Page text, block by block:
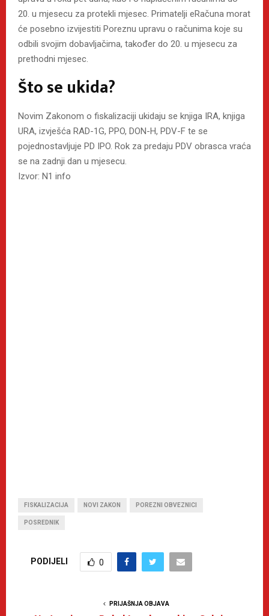
20. u mjesecu za protekli mjesec. Primatelji eRačuna morat
će posebno izvijestiti Poreznu upravu o računima koje su
odbili svojim dobavljačima, također do 20. u mjesecu za
prethodni mjesec.
Što se ukida?
Novim Zakonom o fiskalizaciji ukidaju se knjiga IRA, knjiga
URA, izvješća RAD-1G, PPO, DON-H, PDV-F te se
pojednostavljuje PD IPO. Rok za predaju PDV obrasca vraća
se na zadnji dan u mjesecu.
Izvor: N1 info
FISKALIZACIJA NOVI ZAKON POREZNI OBVEZNICI
POSREDNIK
PODIJELI 0
PRIJAŠNJA OBJAVA